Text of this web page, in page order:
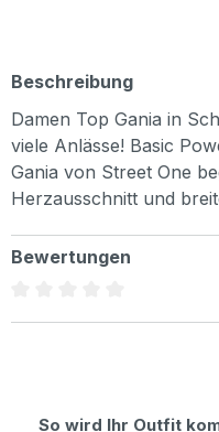
Beschreibung
Damen Top Gania in
viele Anlässe! Basic
Gania von Street One
Herzausschnitt und
Bewertungen
Produktgalerie
So wird Ihr Outfit